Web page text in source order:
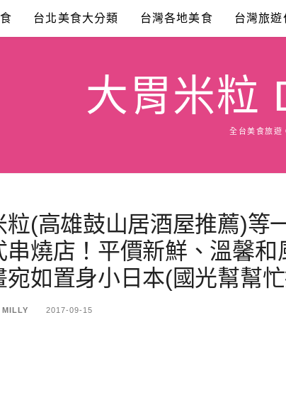
台北美食大分類 台灣各地美食 台灣旅遊
大胃米粒
全台美食旅遊
粒(高雄鼓山居酒屋推薦)等
串燒店！平價新鮮、溫馨
宛如置身小日本(國光幫幫
MILLY 2017-09-15